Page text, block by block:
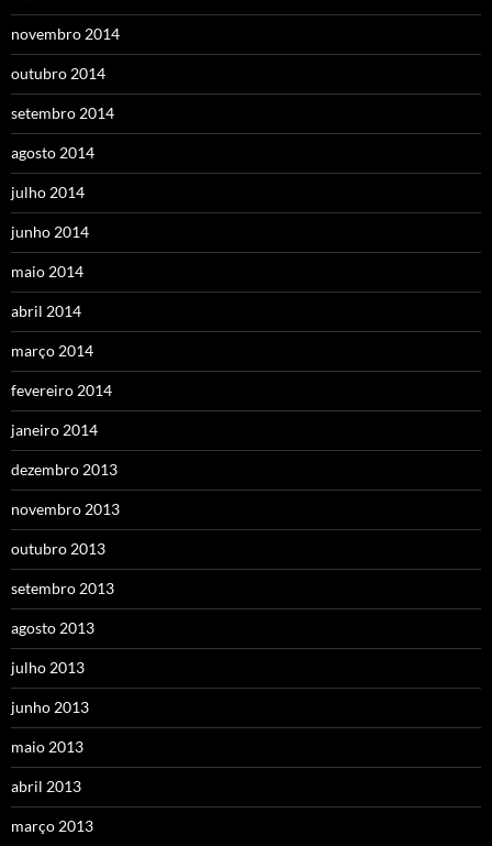
novembro 2014
outubro 2014
setembro 2014
agosto 2014
julho 2014
junho 2014
maio 2014
abril 2014
março 2014
fevereiro 2014
janeiro 2014
dezembro 2013
novembro 2013
outubro 2013
setembro 2013
agosto 2013
julho 2013
junho 2013
maio 2013
abril 2013
março 2013